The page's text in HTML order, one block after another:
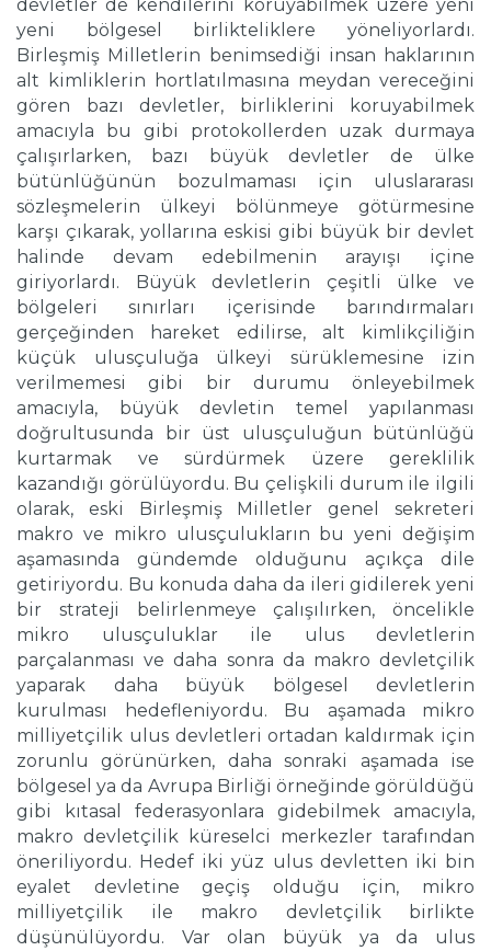
devletler de kendilerini koruyabilmek üzere yeni
yeni bölgesel birlikteliklere yöneliyorlardı.
Birleşmiş Milletlerin benimsediği insan haklarının
alt kimliklerin hortlatılmasına meydan vereceğini
gören bazı devletler, birliklerini koruyabilmek
amacıyla bu gibi protokollerden uzak durmaya
çalışırlarken, bazı büyük devletler de ülke
bütünlüğünün bozulmaması için uluslararası
sözleşmelerin ülkeyi bölünmeye götürmesine
karşı çıkarak, yollarına eskisi gibi büyük bir devlet
halinde devam edebilmenin arayışı içine
giriyorlardı. Büyük devletlerin çeşitli ülke ve
bölgeleri sınırları içerisinde barındırmaları
gerçeğinden hareket edilirse, alt kimlikçiliğin
küçük ulusçuluğa ülkeyi sürüklemesine izin
verilmemesi gibi bir durumu önleyebilmek
amacıyla, büyük devletin temel yapılanması
doğrultusunda bir üst ulusçuluğun bütünlüğü
kurtarmak ve sürdürmek üzere gereklilik
kazandığı görülüyordu. Bu çelişkili durum ile ilgili
olarak, eski Birleşmiş Milletler genel sekreteri
makro ve mikro ulusçulukların bu yeni değişim
aşamasında gündemde olduğunu açıkça dile
getiriyordu. Bu konuda daha da ileri gidilerek yeni
bir strateji belirlenmeye çalışılırken, öncelikle
mikro ulusçuluklar ile ulus devletlerin
parçalanması ve daha sonra da makro devletçilik
yaparak daha büyük bölgesel devletlerin
kurulması hedefleniyordu. Bu aşamada mikro
milliyetçilik ulus devletleri ortadan kaldırmak için
zorunlu görünürken, daha sonraki aşamada ise
bölgesel ya da Avrupa Birliği örneğinde görüldüğü
gibi kıtasal federasyonlara gidebilmek amacıyla,
makro devletçilik küreselci merkezler tarafından
öneriliyordu. Hedef iki yüz ulus devletten iki bin
eyalet devletine geçiş olduğu için, mikro
milliyetçilik ile makro devletçilik birlikte
düşünülüyordu. Var olan büyük ya da ulus